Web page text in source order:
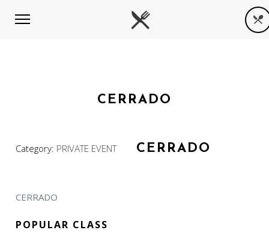
CERRADO
Category: PRIVATE EVENT CERRADO
CERRADO
POPULAR CLASS